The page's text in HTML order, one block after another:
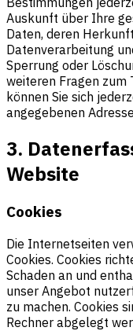
Auskunft über Ihre
Daten, deren
Datenverarbeitung
Sperrung oder
weiteren Fragen zum
können Sie sich
angegebenen
3.
Website
Cookies
Die Internetseiten
Cookies. Cookies
Schaden an und
unser Angebot
zu machen. Cookies
Rechner abgelegt